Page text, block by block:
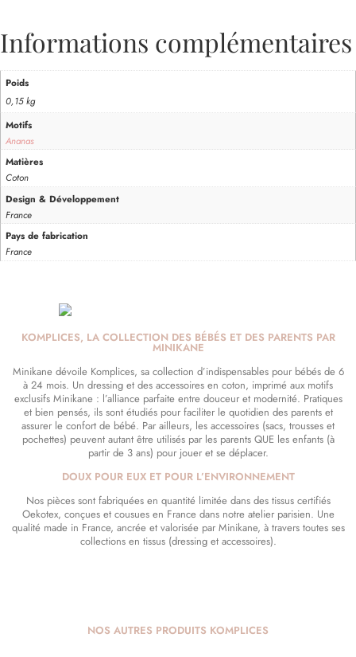
Informations complémentaires
Poids
0,15 kg
Motifs
Ananas
Matières
Coton
Design & Développement
France
Pays de fabrication
France
KOMPLICES, LA COLLECTION DES BÉBÉS ET DES PARENTS PAR
MINIKANE
Minikane dévoile Komplices, sa collection d’indispensables pour bébés de 6
à 24 mois. Un dressing et des accessoires en coton, imprimé aux motifs
exclusifs Minikane : l’alliance parfaite entre douceur et modernité. Pratiques
et bien pensés, ils sont étudiés pour faciliter le quotidien des parents et
assurer le confort de bébé. Par ailleurs, les accessoires (sacs, trousses et
pochettes) peuvent autant être utilisés par les parents QUE les enfants (à
partir de 3 ans) pour jouer et se déplacer.
DOUX POUR EUX ET POUR L’ENVIRONNEMENT
Nos pièces sont fabriquées en quantité limitée dans des tissus certifiés
Oekotex, conçues et cousues en France dans notre atelier parisien. Une
qualité made in France, ancrée et valorisée par Minikane, à travers toutes ses
collections en tissus (dressing et accessoires).
NOS AUTRES PRODUITS KOMPLICES